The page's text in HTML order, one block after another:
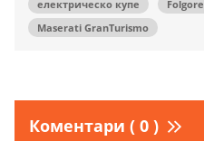
електрическо купе
Folgore
Maserati GranTurismo
Коментари ( 0 )